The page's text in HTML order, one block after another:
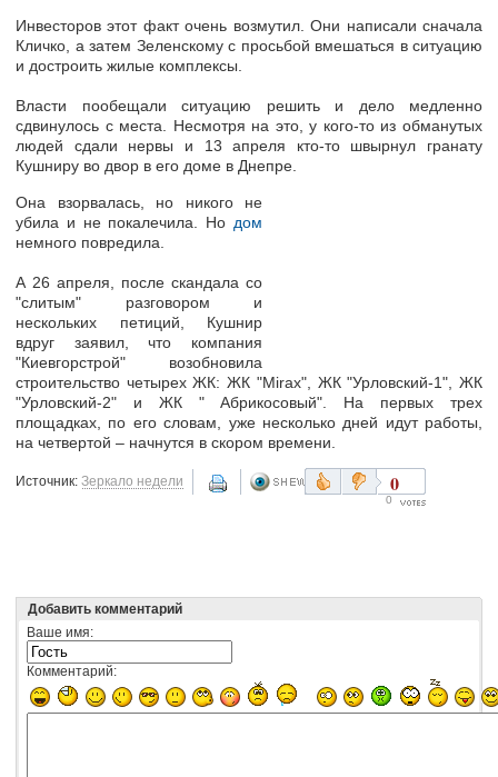
Инвесторов этот факт очень возмутил. Они написали сначала
Кличко, а затем Зеленскому с просьбой вмешаться в ситуацию
и достроить жилые комплексы.
Власти пообещали ситуацию решить и дело медленно
сдвинулось с места. Несмотря на это, у кого-то из обманутых
людей сдали нервы и 13 апреля кто-то швырнул гранату
Кушниру во двор в его доме в Днепре.
Она взорвалась, но никого не
убила и не покалечила. Но дом
немного повредила.
А 26 апреля, после скандала со
"слитым" разговором и
нескольких петиций, Кушнир
вдруг заявил, что компания
"Киевгорстрой" возобновила
строительство четырех ЖК: ЖК "Mirax", ЖК "Урловский-1", ЖК
"Урловский-2" и ЖК " Абрикосовый". На первых трех
площадках, по его словам, уже несколько дней идут работы,
на четвертой – начнутся в скором времени.
Источник: Зеркало недели 0
0
Добавить комментарий
Ваше имя:
Комментарий: